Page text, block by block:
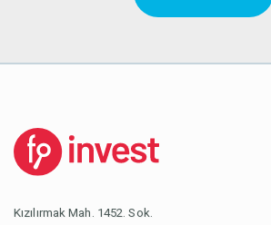
Kızılırmak Mah. 1452. Sok.